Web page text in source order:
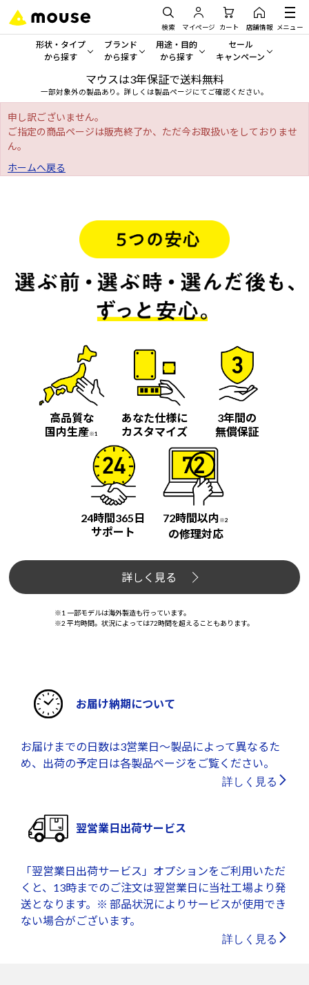
検索 マイページ カート 店舗情報 メニュー
形状・タイプ
から探す
形状・タイプから探す をすべてみる
デスクトップPC
ワークステーション
ディスプレイ
Copilot+ PC
ブランド
から探す
mouse
Windows 11 |Copilot+ PC
用途・目的
から探す
一般向けパソコン
スペック/パーツ別
AIおすすめパソコン
Windows 11|Copilot+ PC
セール
キャンペーン
セール・キャンペー
人気モデルが期間限定・お
すべて新品の旧モデル製品
今イチオシのパソコンをピ
Windows 11
マウスは3年保証で送料無料
一部対象外の製品あり。詳しくは製品ページにてご確認ください。
申し訳ございません。
ご指定の商品ページは販売終了か、ただ今お取扱いをしておりませ
ん。
ホームへ戻る
高品質な
国内生産※1
あなた仕様に
カスタマイズ
3年間の
無償保証
24時間365日
サポート
72時間以内 ※2
の修理対応
詳しく見る
※1 一部モデルは海外製造も行っています。
※2 平均時間。状況によっては72時間を超えることもあります。
お届け納期について
お届けまでの日数は3営業日～製品によって異なるた
め、出荷の予定日は各製品ページをご覧ください。
詳しく見る
翌営業日出荷サービス
「翌営業日出荷サービス」オプションをご利用いただ
くと、13時までのご注文は翌営業日に当社工場より発
送となります。※ 部品状況によりサービスが使用でき
ない場合がございます。
詳しく見る